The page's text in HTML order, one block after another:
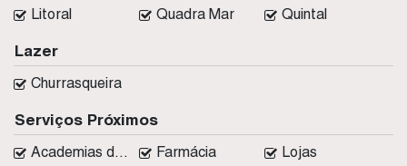
Serviços Próximos
Academias de ginástica Farmácia
Lojas
Lazer
Churrasqueira
Litoral Quadra Mar Quintal